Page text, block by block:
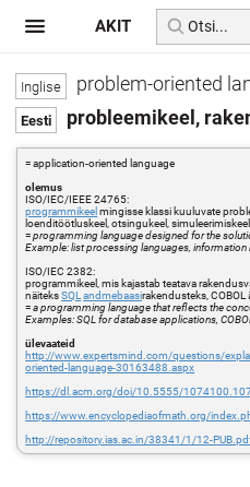
problem-oriented
probleemikeel,
= application-oriented language
olemus
ISO/IEC/IEEE 24765:
programmikeel mingisse klassi kuuluvate
loenditöötluskeel, otsingukeel, simuleerimiskeel
=programming language designed for the
Example: list processing languages,
ISO/IEC 2382:
programmikeel, mis kajastab teatava
näiteksSQL andmebaasirakendusteks, COBOL
=a programming language that reflects the
Examples: SQL for database applications,
ülevaateid
http://www.expertsmind.com/questions/
oriented-language-30163488.aspx
https://dl.acm.org/doi/10.5555/
https://www.encyclopediaofmath.org/
http://repository.ias.ac.in/38341/1/12-
AKIT